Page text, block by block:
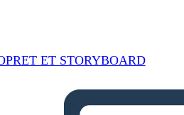
ET STORYBOARD